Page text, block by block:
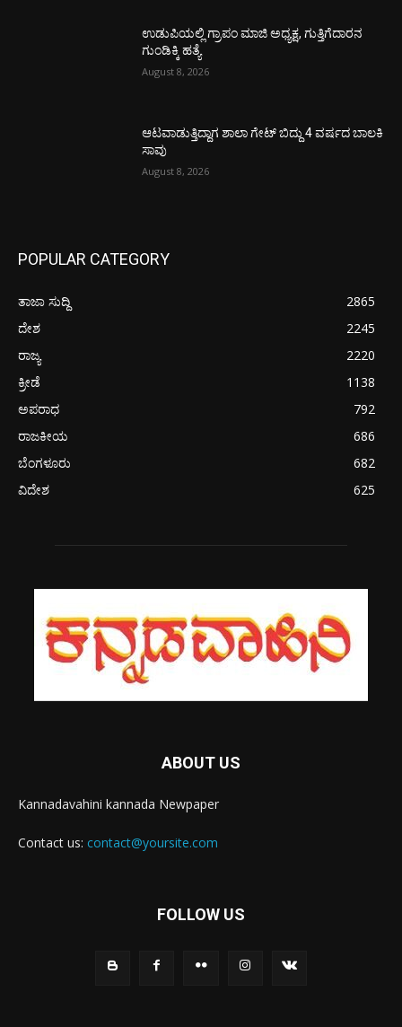
ಉಡುಪಿಯಲ್ಲಿ ಗ್ರಾಪಂ ಮಾಜಿ ಅಧ್ಯಕ್ಷ, ಗುತ್ತಿಗೆದಾರನ
ಗುಂಡಿಕ್ಕಿ ಹತ್ಯೆ
August 8, 2026
ಆಟವಾಡುತ್ತಿದ್ದಾಗ ಶಾಲಾ ಗೇಟ್‌ ಬಿದ್ದು 4 ವರ್ಷದ ಬಾಲಕಿ
ಸಾವು
August 8, 2026
POPULAR CATEGORY
ತಾಜಾ ಸುದ್ದಿ
2865
ದೇಶ
2245
ರಾಜ್ಯ
2220
ಕ್ರೀಡೆ
1138
ಅಪರಾಧ
792
ರಾಜಕೀಯ
686
ಬೆಂಗಳೂರು
682
ವಿದೇಶ
625
ABOUT US
Kannadavahini kannada Newpaper
Contact us: contact@yoursite.com
FOLLOW US